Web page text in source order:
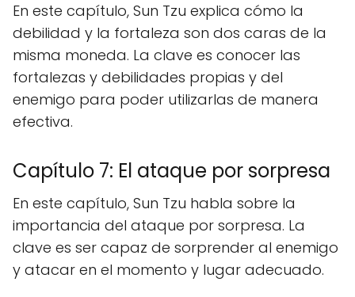
En este capítulo, Sun Tzu explica cómo la
debilidad y la fortaleza son dos caras de la
misma moneda. La clave es conocer las
fortalezas y debilidades propias y del
enemigo para poder utilizarlas de manera
efectiva.
Capítulo 7: El ataque por sorpresa
En este capítulo, Sun Tzu habla sobre la
importancia del ataque por sorpresa. La
clave es ser capaz de sorprender al enemigo
y atacar en el momento y lugar adecuado.